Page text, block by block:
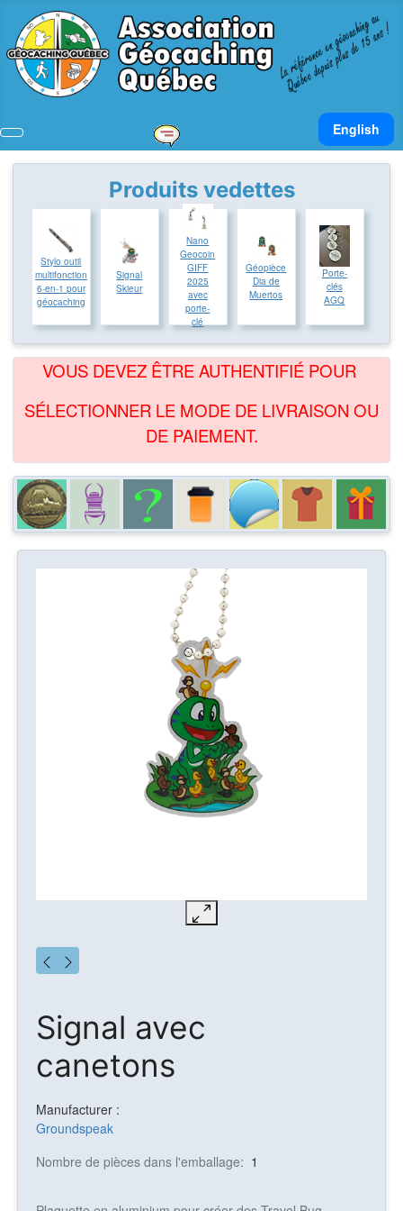
Sélectionnez
English
Produits vedettes
Stylo outil
multifonction
6-en-1 pour
géocaching
Signal
Skieur
Nano
Geocoin
GIFF
2025
avec
porte-
clé
Géopièce
Dia de
Muertos
Porte-
clés
AGQ
VOUS DEVEZ ÊTRE AUTHENTIFIÉ POUR
SÉLECTIONNER LE MODE DE LIVRAISON OU
DE PAIEMENT.
Signal avec
canetons
Manufacturer :
Groundspeak
Nombre de pièces dans l'emballage: 1